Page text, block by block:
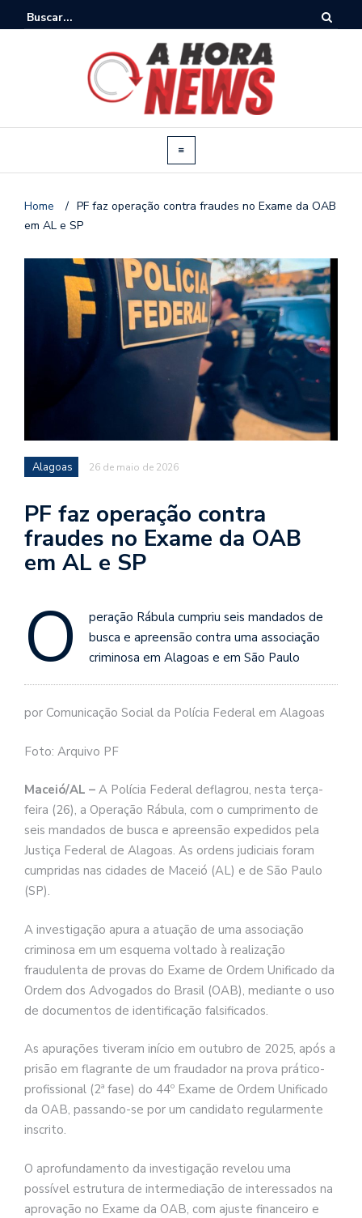
Home / PF faz operação contra fraudes no Exame da OAB
em AL e SP
Alagoas 26 de maio de 2026
PF faz operação contra
fraudes no Exame da OAB
em AL e SP
O
peração Rábula cumpriu seis mandados de
busca e apreensão contra uma associação
criminosa em Alagoas e em São Paulo
por Comunicação Social da Polícia Federal em Alagoas
Foto: Arquivo PF
Maceió/AL – A Polícia Federal deflagrou, nesta terça-
feira (26), a Operação Rábula, com o cumprimento de
seis mandados de busca e apreensão expedidos pela
Justiça Federal de Alagoas. As ordens judiciais foram
cumpridas nas cidades de Maceió (AL) e de São Paulo
(SP).
A investigação apura a atuação de uma associação
criminosa em um esquema voltado à realização
fraudulenta de provas do Exame de Ordem Unificado da
Ordem dos Advogados do Brasil (OAB), mediante o uso
de documentos de identificação falsificados.
As apurações tiveram início em outubro de 2025, após a
prisão em flagrante de um fraudador na prova prático-
profissional (2ª fase) do 44º Exame de Ordem Unificado
da OAB, passando-se por um candidato regularmente
inscrito.
O aprofundamento da investigação revelou uma
possível estrutura de intermediação de interessados na
aprovação no Exame da OAB, com ajuste financeiro e